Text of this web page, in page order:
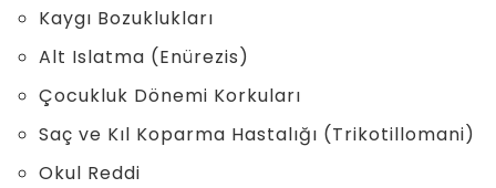
Kaygı Bozuklukları
Alt Islatma (Enürezis)
Çocukluk Dönemi Korkuları
Saç ve Kıl Koparma Hastalığı (Trikotillomani)
Okul Reddi